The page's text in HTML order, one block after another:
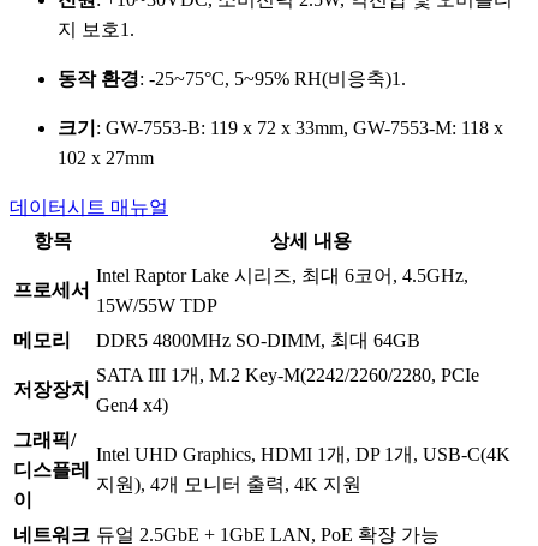
지 보호1 .
동작 환경: -25~75°C, 5~95% RH(비응축)1 .
크기 : GW-7553-B: 119 x 72 x 33mm, GW-7553-M: 118 x
102 x 27mm
데이터시트 매뉴얼
항목
상세 내용
프로세서
Intel Raptor Lake 시리즈, 최대 6코어, 4.5GHz,
15W/55W TDP
메모리
DDR5 4800MHz SO-DIMM, 최대 64GB
저장장치
SATA III 1개, M.2 Key-M(2242/2260/2280, PCIe
Gen4 x4)
그래픽/
디스플레
이
Intel UHD Graphics, HDMI 1개, DP 1개, USB-C(4K
지원), 4개 모니터 출력, 4K 지원
네트워크 듀얼 2.5GbE + 1GbE LAN, PoE 확장 가능